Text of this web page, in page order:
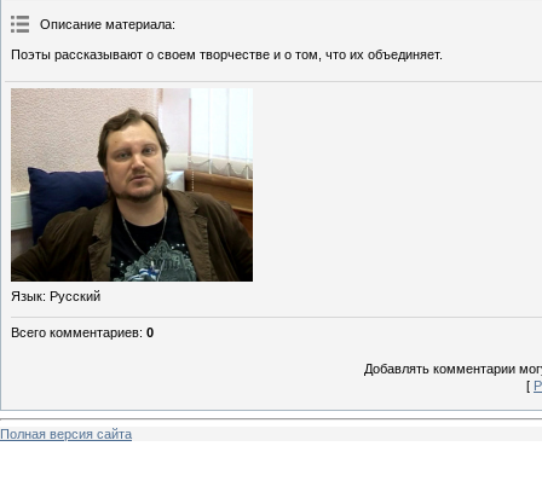
Описание материала:
Поэты рассказывают о своем творчестве и о том, что их объединяет.
Язык: Русский
Всего комментариев: 0
Добавлять комментарии
[
Полная версия сайта